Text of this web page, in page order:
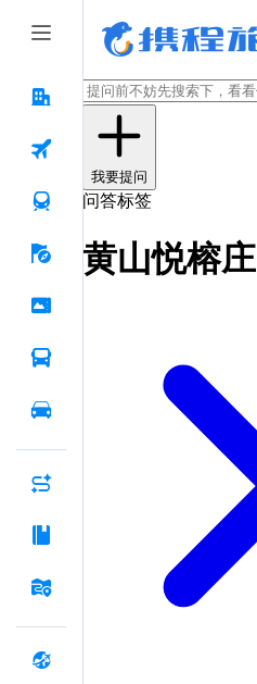
我要提问
问答标签
黄山悦榕庄